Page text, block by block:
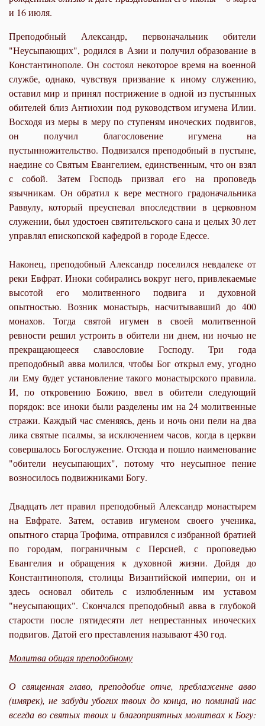
и 16 июля.
Преподобный Александр, первоначальник обители
"Неусыпающих", родился в Азии и получил образование в
Константинополе. Он состоял некоторое время на военной
службе, однако, чувствуя призвание к иному служению,
оставил мир и принял пострижение в одной из пустынных
обителей близ Антиохии под руководством игумена Илии.
Восходя из меры в меру по ступеням иноческих подвигов,
он получил благословение игумена на
пустынножительство. Подвизался преподобный в пустыне,
наедине со Святым Евангелием, единственным, что он взял
с собой. Затем Господь призвал его на проповедь
язычникам. Он обратил к вере местного градоначальника
Раввулу, который преуспевал впоследствии в церковном
служении, был удостоен святительского сана и целых 30 лет
управлял епископской кафедрой в городе Едессе.
Наконец, преподобный Александр поселился невдалеке от
реки Евфрат. Иноки собирались вокруг него, привлекаемые
высотой его молитвенного подвига и духовной
опытностью. Возник монастырь, насчитывавший до 400
монахов. Тогда святой игумен в своей молитвенной
ревности решил устроить в обители ни днем, ни ночью не
прекращающееся славословие Господу. Три года
преподобный авва молился, чтобы Бог открыл ему, угодно
ли Ему будет установление такого монастырского правила.
И, по откровению Божию, ввел в обители следующий
порядок: все иноки были разделены им на 24 молитвенные
стражи. Каждый час сменяясь, день и ночь они пели на два
лика святые псалмы, за исключением часов, когда в церкви
совершалось Богослужение. Отсюда и пошло наименование
"обители неусыпающих", потому что неусыпное пение
возносилось подвижниками Богу.
Двадцать лет правил преподобный Александр монастырем
на Евфрате. Затем, оставив игуменом своего ученика,
опытного старца Трофима, отправился с избранной братией
по городам, пограничным с Персией, с проповедью
Евангелия и обращения к духовной жизни. Дойдя до
Константинополя, столицы Византийской империи, он и
здесь основал обитель с излюбленным им уставом
"неусыпающих". Скончался преподобный авва в глубокой
старости после пятидесяти лет непрестанных иноческих
подвигов. Датой его преставления называют 430 год.
Молитва общая преподобному
О священная главо, преподобие отче, преблаженне авво
(имярек), не забуди убогих твоих до конца, но поминай нас
всегда во святых твоих и благоприятных молитвах к Богу: